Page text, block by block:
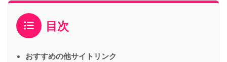
目次
おすすめの他サイトリンク